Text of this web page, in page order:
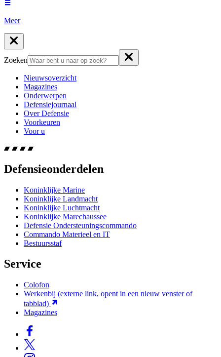
Meer
Zoeken
Nieuwsoverzicht
Magazines
Onderwerpen
Defensiejournaal
Over Defensie
Voorkeuren
Voor u
Defensieonderdelen
Koninklijke Marine
Koninklijke Landmacht
Koninklijke Luchtmacht
Koninklijke Marechaussee
Defensie Ondersteuningscommando
Commando Materieel en IT
Bestuursstaf
Service
Colofon
Werkenbij (externe link, opent in een nieuw venster of
tabblad)
Magazines